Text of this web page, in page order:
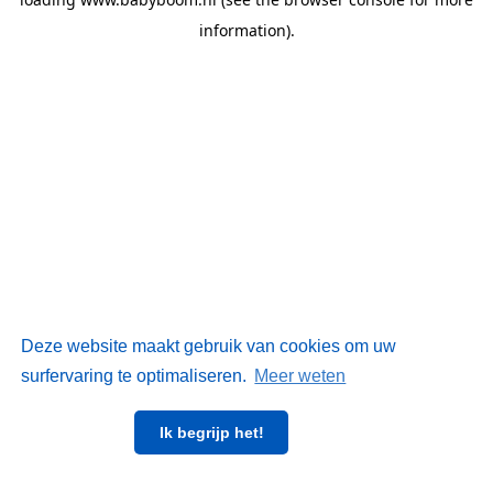
Deze website maakt gebruik van cookies om uw
surfervaring te optimaliseren. Meer weten
Ik begrijp het!
information).